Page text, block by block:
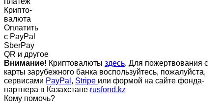
Крипто-
валюта
Оплатить
c PayPal
SberPay
QR и другое
Внимание! Криптовалюты здесь. Для пожертвования с
карты зарубежного банка воспользуйтесь, пожалуйста,
сервисами PayPal , Stripe или формой на сайте фонда-
партнера в Казахстане rusfond.kz
Кому помочь?